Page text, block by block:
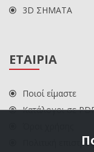
3D ΣΗΜΑΤΑ
ΕΤΑΙΡΙΑ
Ποιοί είμαστε
Κατάλογοι σε
Πολιτική